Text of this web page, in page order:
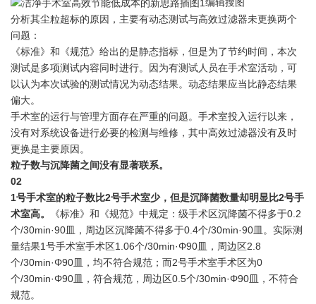
分析其尘粒超标的原因，主要有动态测试与高效过滤器未更换两个
问题：
《标准》和《规范》给出的是静态指标，但是为了节约时间，本次
测试是多项测试内容同时进行。因为有测试人员在手术室活动，可
以认为本次试验的测试情况为动态结果。动态结果应当比静态结果
偏大。
手术室的运行与管理方面存在严重的问题。手术室投入运行以来，
没有对系统设备进行必要的检测与维修，其中高效过滤器没有及时
更换是主要原因。
粒子数与沉降菌之间没有显著联系。
02
1号手术室的粒子数比2号手术室少，但是沉降菌数量却明显比2号手
术室高。
《标准》和《规范》中规定：级手术区沉降菌不得多于0.2
个/30min·90皿，周边区沉降菌不得多于0.4个/30min·90皿。实际测
量结果1号手术室手术区1.06个/30min·Φ90皿，周边区2.8
个/30min·Φ90皿，均不符合规范；而2号手术室手术区为0
个/30min·Φ90皿，符合规范，周边区0.5个/30min·Φ90皿，不符合
规范。